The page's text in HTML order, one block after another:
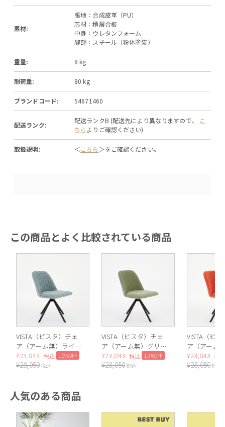
素材:
張地：合成皮革（PU）
芯材：積層合板
中身：ウレタンフォーム
脚部：スチール（粉体塗装）
重量: 8 kg
耐荷重: 80 kg
ブランドコード: 54671460
配送ランク:
配送ランクB (配送先により異なりますので、
こ
ちらよりご確認ください)
取扱説明: ＜こちら ＞をご確認ください。
この商品とよく比較されている商品
VISTA（ビスタ）チェ
ア（アーム無）ライト
ブルー
¥23,843 税込 15%OFF
¥28,050税込
VISTA（ビスタ）チェ
ア（アーム無）グリー
ン
¥23,843 税込 15%OFF
¥28,050税込
VISTA（ビ
ア（アーム
ジ
¥23,843 税
¥28,050税込
人気のある商品